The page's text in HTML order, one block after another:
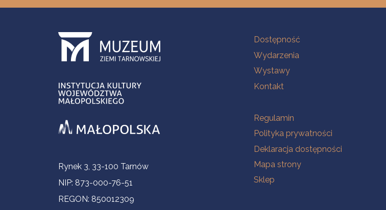
Informacje kontaktowe
Rynek 3, 33-100 Tarnów
NIP: 873-000-76-51
REGON: 850012309
Na skróty
Dostępność
Wydarzenia
Wystawy
Kontakt
Na skróty
Regulamin
Polityka prywatności
Deklaracja dostępności
Mapa strony
Sklep